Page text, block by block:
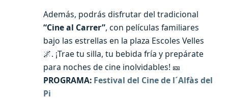
Además, podrás disfrutar del tradicional
“Cine al Carrer”, con películas familiares
bajo las estrellas en la plaza Escoles Velles
🌌. ¡Trae tu silla, tu bebida fría y prepárate
para noches de cine inolvidables! 🎫
PROGRAMA: Festival del Cine de l´Alfàs del
Pi